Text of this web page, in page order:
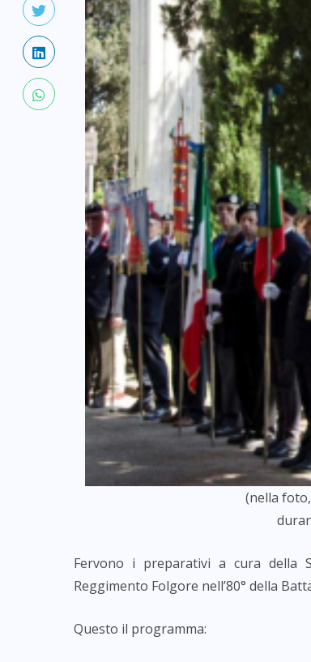
(nella
Fervono i preparativi a cura della
Reggimento Folgore nell’80° della
Questo il programma: